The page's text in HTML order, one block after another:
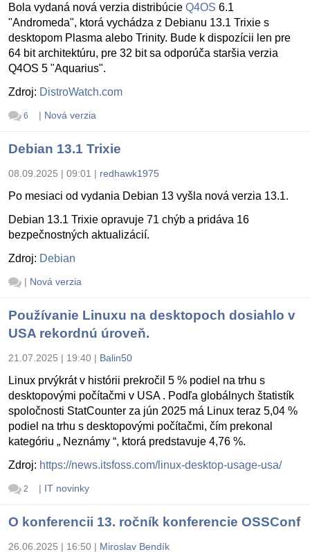
Bola vydaná nová verzia distribúcie Q4OS 6.1
"Andromeda", ktorá vychádza z Debianu 13.1 Trixie s
desktopom Plasma alebo Trinity. Bude k dispozícii len pre
64 bit architektúru, pre 32 bit sa odporúča staršia verzia
Q4OS 5 "Aquarius".
Zdroj: DistroWatch.com
6 | Nová verzia
Debian 13.1 Trixie
08.09.2025 | 09:01 | redhawk1975
Po mesiaci od vydania Debian 13 vyšla nová verzia 13.1.
Debian 13.1 Trixie opravuje 71 chýb a pridáva 16
bezpečnostných aktualizácií.
Zdroj: Debian
| Nová verzia
Používanie Linuxu na desktopoch dosiahlo v
USA rekordnú úroveň.
21.07.2025 | 19:40 | Balin50
Linux prvýkrát v histórii prekročil 5 % podiel na trhu s
desktopovými počítačmi v USA . Podľa globálnych štatistík
spoločnosti StatCounter za jún 2025 má Linux teraz 5,04 %
podiel na trhu s desktopovými počítačmi, čím prekonal
kategóriu „ Neznámy “, ktorá predstavuje 4,76 %.
Zdroj: https://news.itsfoss.com/linux-desktop-usage-usa/
2 | IT novinky
O konferencii 13. ročník konferencie OSSConf
26.06.2025 | 16:50 | Miroslav Bendík